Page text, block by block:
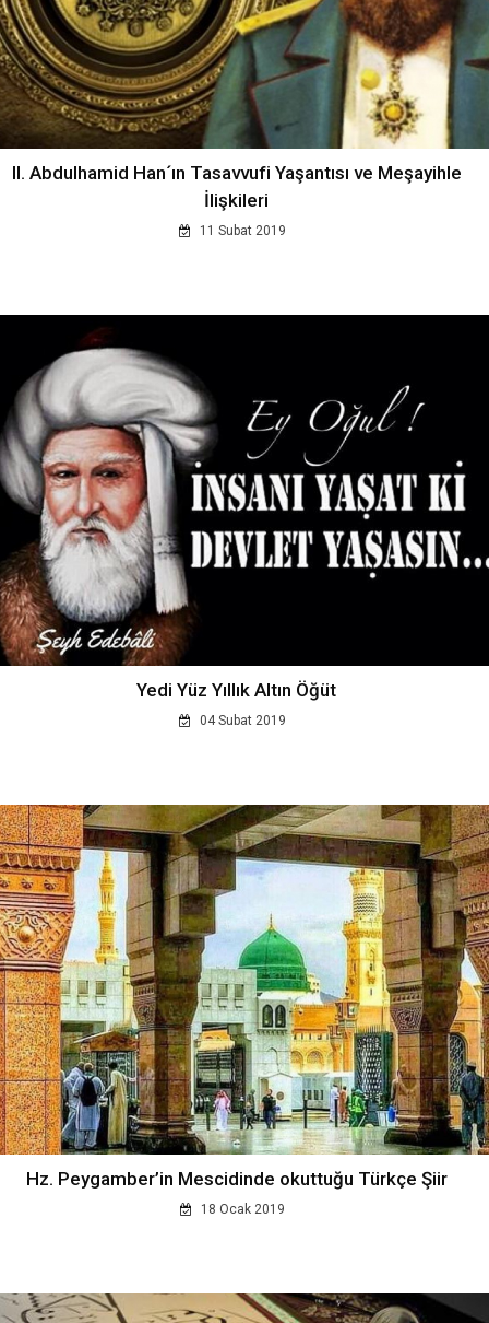
II. Abdulhamid Han´ın Tasavvufi Yaşantısı ve Meşayihle
İlişkileri
11 Subat 2019
Yedi Yüz Yıllık Altın Öğüt
04 Subat 2019
Hz. Peygamber’in Mescidinde okuttuğu Türkçe Şiir
18 Ocak 2019